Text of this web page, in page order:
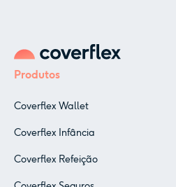
Produtos
Coverflex Wallet
Coverflex Infância
Coverflex Refeição